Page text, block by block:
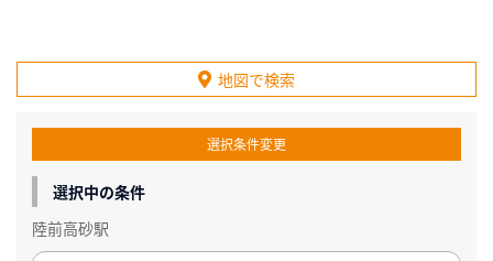
地図で検索
選択条件変更
選択中の条件
陸前高砂駅